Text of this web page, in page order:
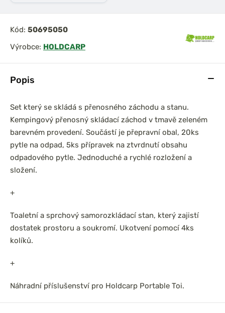
Popis
Set který se skládá s přenosného záchodu a stanu.
Kempingový přenosný skládací záchod v tmavě zeleném
barevném provedení. Součástí je přepravní obal, 20ks
pytle na odpad, 5ks přípravek na ztvrdnutí obsahu
odpadového pytle. Jednoduché a rychlé rozložení a
složení.
+
Toaletní a sprchový samorozkládací stan, který zajistí
dostatek prostoru a soukromí. Ukotvení pomocí 4ks
kolíků.
+
Náhradní příslušenství pro Holdcarp Portable Toi.
Kód: 50695050
Výrobce: HOLDCARP